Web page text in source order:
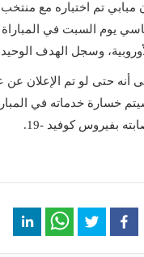
تم اختباره مع منتخب
يوم السبت في
وسجل الهدف الوحيد
أنه حتى لو تم الإعلان
خسارة خدماته في
بفيروس كوفيد -19.